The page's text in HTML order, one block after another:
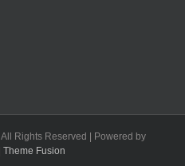
Rights Reserved | Powered by
Theme Fusion